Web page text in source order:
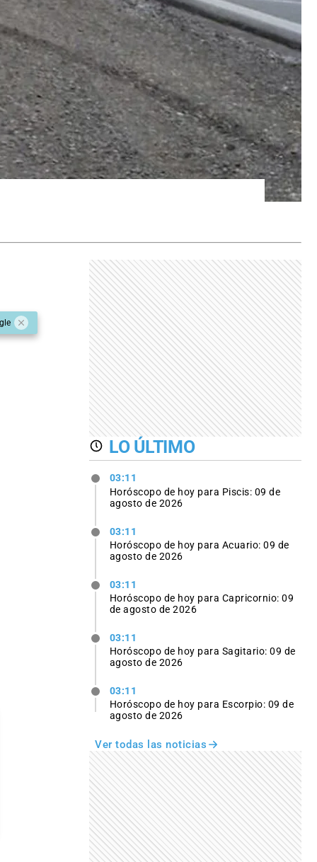
LO ÚLTIMO
03:11
Horóscopo de hoy para Piscis: 09 de
agosto de 2026
03:11
Horóscopo de hoy para Acuario: 09 de
agosto de 2026
03:11
Horóscopo de hoy para Capricornio: 09
de agosto de 2026
03:11
Horóscopo de hoy para Sagitario: 09 de
agosto de 2026
03:11
Horóscopo de hoy para Escorpio: 09 de
agosto de 2026
Ver todas las noticias